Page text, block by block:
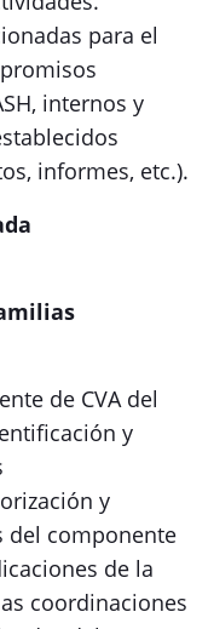
para el
internos y
informes, etc.).
de CVA del
y
y
del componente
de la
coordinaciones